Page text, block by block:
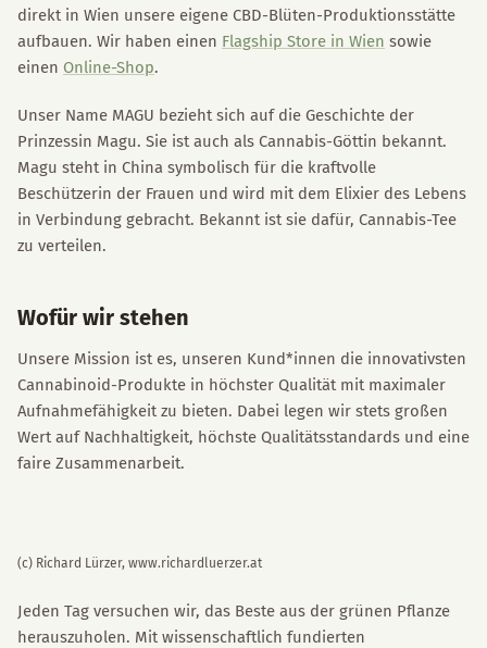
direkt in Wien unsere eigene CBD-Blüten-Produktionsstätte
aufbauen. Wir haben einen Flagship Store in Wien sowie
einen Online-Shop.
Unser Name MAGU bezieht sich auf die Geschichte der
Prinzessin Magu. Sie ist auch als Cannabis-Göttin bekannt.
Magu steht in China symbolisch für die kraftvolle
Beschützerin der Frauen und wird mit dem Elixier des Lebens
in Verbindung gebracht. Bekannt ist sie dafür, Cannabis-Tee
zu verteilen.
Wofür wir stehen
Unsere Mission ist es, unseren Kund*innen die innovativsten
Cannabinoid-Produkte in höchster Qualität mit maximaler
Aufnahmefähigkeit zu bieten. Dabei legen wir stets großen
Wert auf Nachhaltigkeit, höchste Qualitätsstandards und eine
faire Zusammenarbeit.
(c) Richard Lürzer, www.richardluerzer.at
Jeden Tag versuchen wir, das Beste aus der grünen Pflanze
herauszuholen. Mit wissenschaftlich fundierten